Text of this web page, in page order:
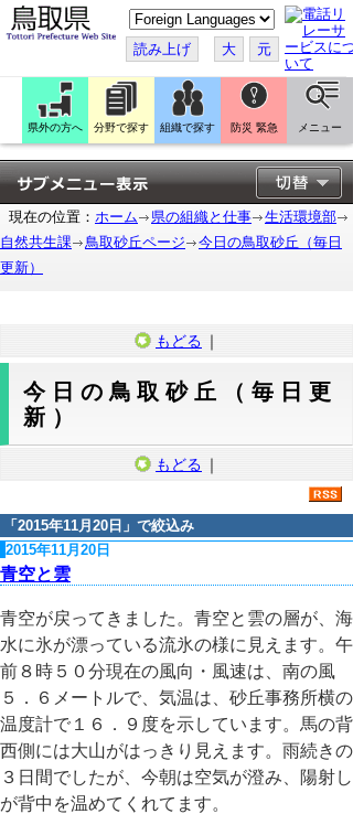
こ
の
ペ
ー
ジ
翻
訳
す
る
読み上げ 大 元
県外の方へ 分野で探す 組織で探す 防災 緊急 メニュー
現在の位置： ホーム 県の組織と仕事
生活環境部
自然共生課
鳥取砂丘ページ
今日の鳥取砂丘（毎日
更新）
もどる ｜
今日の鳥取砂丘（毎日更
新）
もどる ｜
「 2015年11月20日 」で絞込み
2015年11月20日
青空と雲
青空が戻ってきました。青空と雲の層が、海
水に氷が漂っている流氷の様に見えます。午
前８時５０分現在の風向・風速は、南の風
５．６メートルで、気温は、砂丘事務所横の
温度計で１６．９度を示しています。馬の背
西側には大山がはっきり見えます。雨続きの
３日間でしたが、今朝は空気が澄み、陽射し
が背中を温めてくれてます。